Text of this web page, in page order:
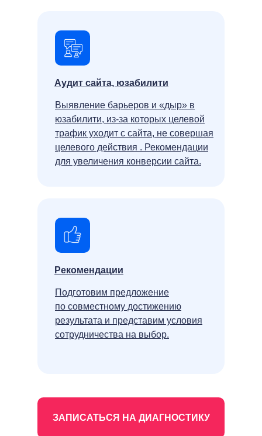
Аудит сайта, юзабилити
Выявление барьеров и «дыр» в
юзабилити, из-за которых целевой
трафик уходит с сайта, не совершая
целевого действия . Рекомендации
для увеличения конверсии сайта.
Рекомендации
Подготовим предложение
по совместному достижению
результата и представим условия
сотрудничества на выбор.
ЗАПИСАТЬСЯ НА ДИАГНОСТИКУ